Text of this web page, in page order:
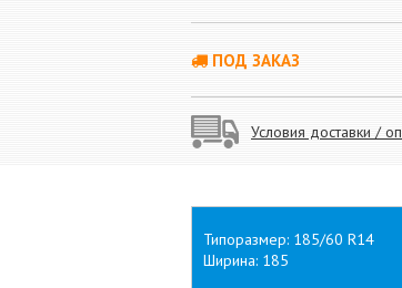
ПОД ЗАКАЗ
Условия доставки /
Типоразмер: 185/60 R14
Ширина: 185